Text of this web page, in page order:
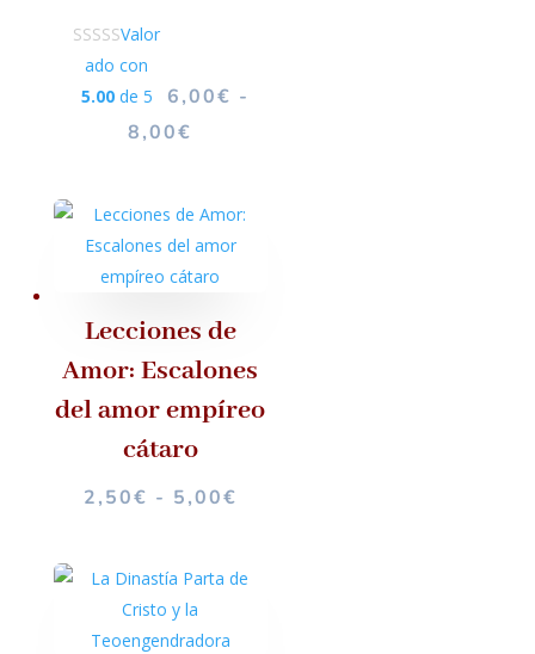
Valor
ado con
5.00de 5 6,00€ -
8,00€
DESDE
6,00€
HASTA
8,00€
Lecciones de
Amor: Escalones
del amor empíreo
cátaro
2,50€ - 5,00€
DESDE